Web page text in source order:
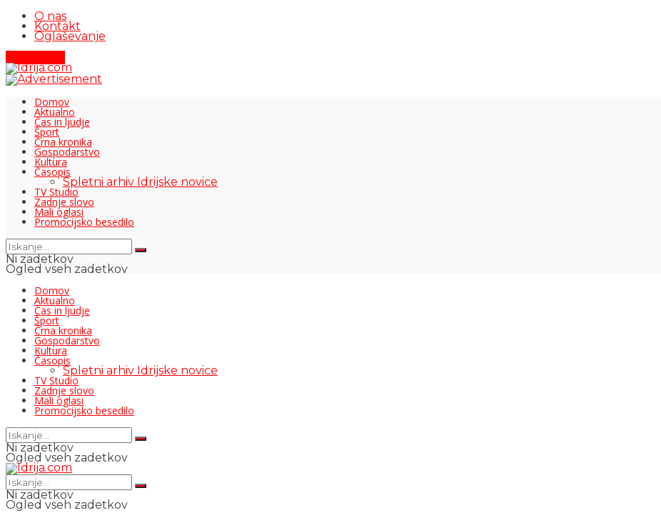
O nas
Kontakt
Oglaševanje
Domov
Aktualno
Čas in ljudje
Šport
Črna kronika
Gospodarstvo
Kultura
Časopis
Spletni arhiv Idrijske novice
TV Studio
Zadnje slovo
Mali oglasi
Promocijsko besedilo
Ni zadetkov
Ogled vseh zadetkov
Domov
Aktualno
Čas in ljudje
Šport
Črna kronika
Gospodarstvo
Kultura
Časopis
Spletni arhiv Idrijske novice
TV Studio
Zadnje slovo
Mali oglasi
Promocijsko besedilo
Ni zadetkov
Ogled vseh zadetkov
Ni zadetkov
Ogled vseh zadetkov